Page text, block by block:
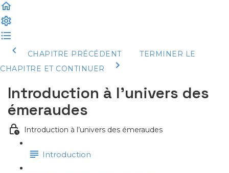
CHAPITRE PRÉCÉDENT
TERMINER LE
CHAPITRE ET CONTINUER
Introduction à l’univers des
émeraudes
Introduction à l’univers des émeraudes
Introduction